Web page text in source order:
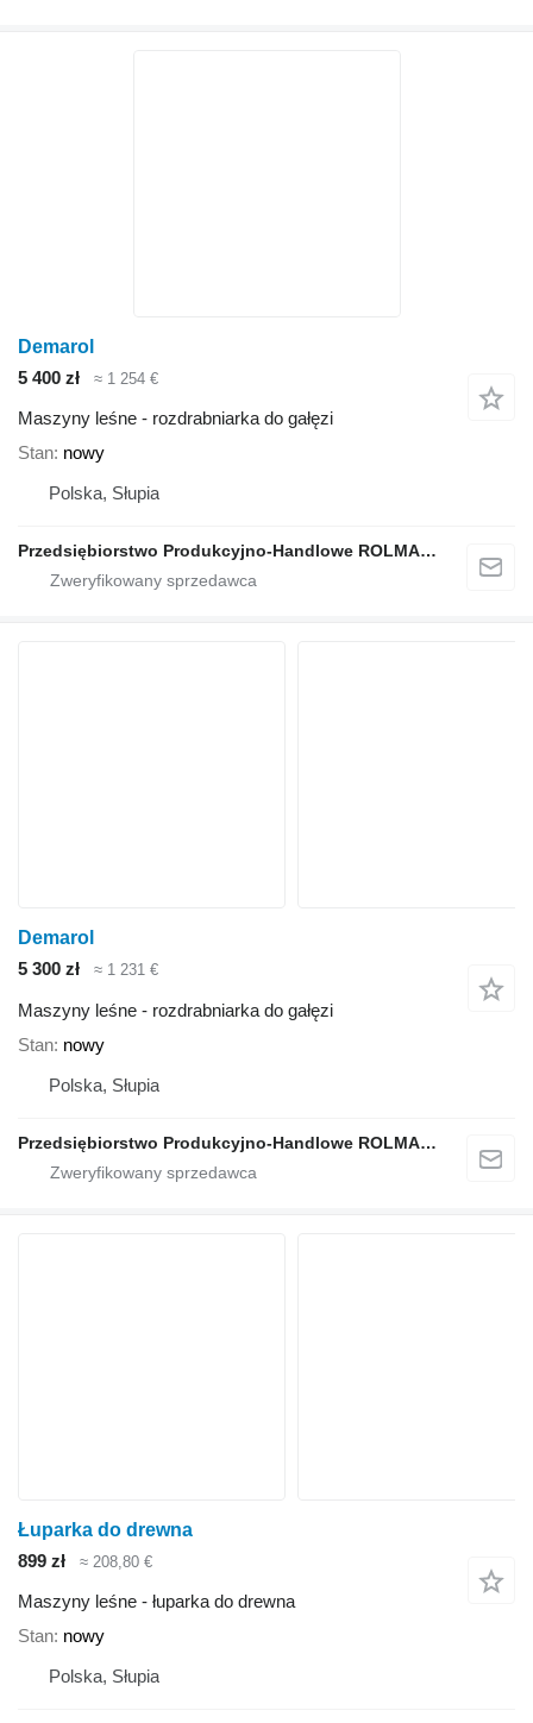
Demarol
5 400 zł
≈ 1 254 €
Maszyny leśne - rozdrabniarka do gałęzi
Stan nowy
Polska, Słupia
Przedsiębiorstwo Produkcyjno-Handlowe ROLMAPOL Marcin Dziekan
Demarol
5 300 zł
≈ 1 231 €
Maszyny leśne - rozdrabniarka do gałęzi
Stan nowy
Polska, Słupia
Przedsiębiorstwo Produkcyjno-Handlowe ROLMAPOL Marcin Dziekan
Łuparka do drewna
899 zł
≈ 208,80 €
Maszyny leśne - łuparka do drewna
Stan nowy
Polska, Słupia